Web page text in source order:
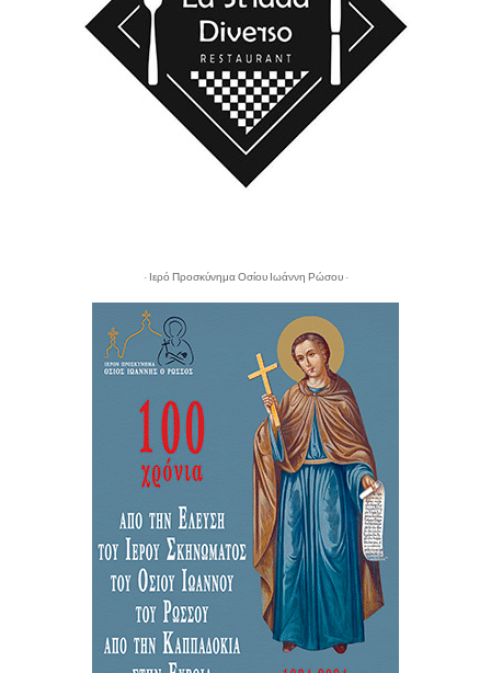
- Ιερό Προσκύνημα Οσίου Ιωάννη Ρώσου -